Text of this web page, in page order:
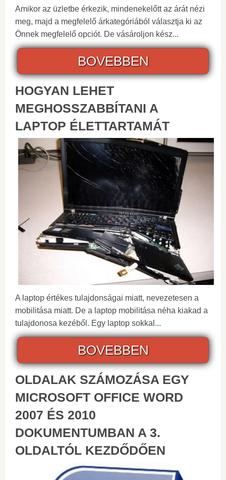
Amikor az üzletbe érkezik, mindenekelőtt az árát nézi
meg, majd a megfelelő árkategóriából választja ki az
Önnek megfelelő opciót. De vásároljon kész...
BOVEBBEN
HOGYAN LEHET
MEGHOSSZABBÍTANI A
LAPTOP ÉLETTARTAMÁT
A laptop értékes tulajdonságai miatt, nevezetesen a
mobilitása miatt. De a laptop mobilitása néha kiakad a
tulajdonosa kezéből. Egy laptop sokkal...
BOVEBBEN
OLDALAK SZÁMOZÁSA EGY
MICROSOFT OFFICE WORD
2007 ÉS 2010
DOKUMENTUMBAN A 3.
OLDALTÓL KEZDŐDŐEN